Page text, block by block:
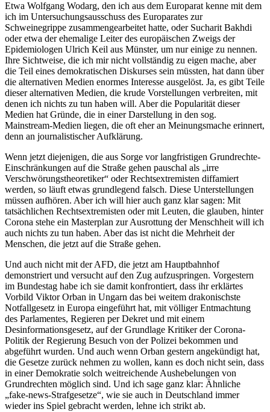
Etwa Wolfgang Wodarg, den ich aus dem Europarat kenne mit dem
ich im Untersuchungsausschuss des Europarates zur
Schweinegrippe zusammengearbeitet hatte, oder Sucharit Bakhdi
oder etwa der ehemalige Leiter des europäischen Zweigs der
Epidemiologen Ulrich Keil aus Münster, um nur einige zu nennen.
Ihre Sichtweise, die ich mir nicht vollständig zu eigen mache, aber
die Teil eines demokratischen Diskurses sein müssten, hat dann über
die alternativen Medien enormes Interesse ausgelöst. Ja, es gibt Teile
dieser alternativen Medien, die krude Vorstellungen verbreiten, mit
denen ich nichts zu tun haben will. Aber die Popularität dieser
Medien hat Gründe, die in einer Darstellung in den sog.
Mainstream-Medien liegen, die oft eher an Meinungsmache erinnert,
denn an journalistischer Aufklärung.
Wenn jetzt diejenigen, die aus Sorge vor langfristigen Grundrechte-
Einschränkungen auf die Straße gehen pauschal als „irre
Verschwörungstheoretiker“ oder Rechtsextremisten diffamiert
werden, so läuft etwas grundlegend falsch. Diese Unterstellungen
müssen aufhören. Aber ich will hier auch ganz klar sagen: Mit
tatsächlichen Rechtsextremisten oder mit Leuten, die glauben, hinter
Corona stehe ein Masterplan zur Ausrottung der Menschheit will ich
auch nichts zu tun haben. Aber das ist nicht die Mehrheit der
Menschen, die jetzt auf die Straße gehen.
Und auch nicht mit der AFD, die jetzt am Hauptbahnhof
demonstriert und versucht auf den Zug aufzuspringen. Vorgestern
im Bundestag habe ich sie damit konfrontiert, dass ihr erklärtes
Vorbild Viktor Orban in Ungarn das bei weitem drakonischste
Notfallgesetz in Europa eingeführt hat, mit völliger Entmachtung
des Parlamentes, Regieren per Dekret und mit einem
Desinformationsgesetz, auf der Grundlage Kritiker der Corona-
Politik der Regierung Besuch von der Polizei bekommen und
abgeführt wurden. Und auch wenn Orban gestern angekündigt hat,
die Gesetze zurück nehmen zu wollen, kann es doch nicht sein, dass
in einer Demokratie solch weitreichende Aushebelungen von
Grundrechten möglich sind. Und ich sage ganz klar: Ähnliche
„fake-news-Strafgesetze“, wie sie auch in Deutschland immer
wieder ins Spiel gebracht werden, lehne ich strikt ab.